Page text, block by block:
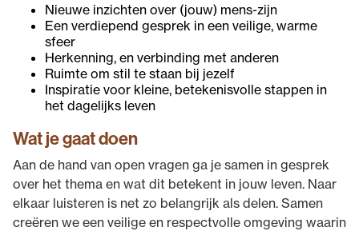
Nieuwe inzichten over (jouw) mens-zijn
Een verdiepend gesprek in een veilige, warme
sfeer
Herkenning, en verbinding met anderen
Ruimte om stil te staan bij jezelf
Inspiratie voor kleine, betekenisvolle stappen in
het dagelijks leven
Wat je gaat doen
Aan de hand van open vragen ga je samen in gesprek
over het thema en wat dit betekent in jouw leven. Naar
elkaar luisteren is net zo belangrijk als delen. Samen
creëren we een veilige en respectvolle omgeving waarin